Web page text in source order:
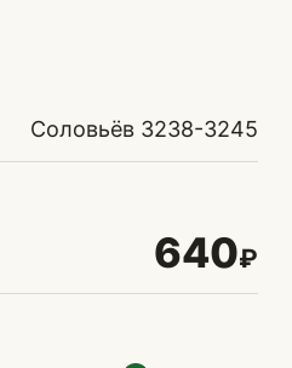
Соловьёв 3238-3245
640₽